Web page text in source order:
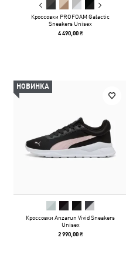
Кроссовки PROFOAM Galactic
Sneakers Unisex
4 490,00 ₴
НОВИНКА
Кроссовки Anzarun Vivid Sneakers
Unisex
2 990,00 ₴